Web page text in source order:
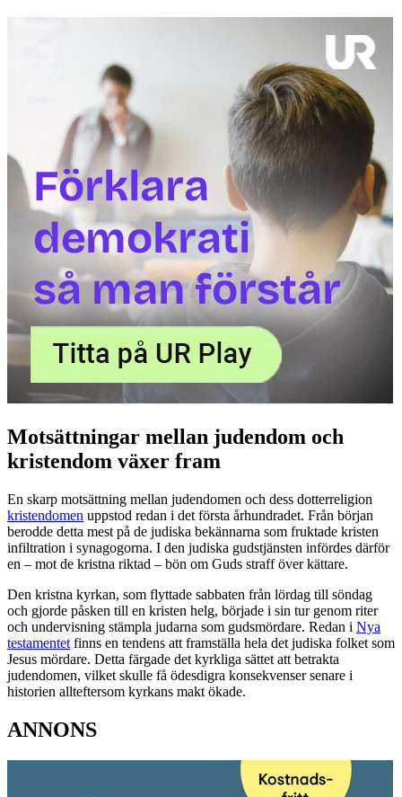
Motsättningar mellan judendom och
kristendom växer fram
En skarp motsättning mellan judendomen och dess dotterreligion
kristendomen uppstod redan i det första århundradet. Från början
berodde detta mest på de judiska bekännarna som fruktade kristen
infiltration i synagogorna. I den judiska gudstjänsten infördes därför
en – mot de kristna riktad – bön om Guds straff över kättare.
Den kristna kyrkan, som flyttade sabbaten från lördag till söndag
och gjorde påsken till en kristen helg, började i sin tur genom riter
och undervisning stämpla judarna som gudsmördare. Redan i Nya
testamentet finns en tendens att framställa hela det judiska folket som
Jesus mördare. Detta färgade det kyrkliga sättet att betrakta
judendomen, vilket skulle få ödesdigra konsekvenser senare i
historien allteftersom kyrkans makt ökade.
ANNONS